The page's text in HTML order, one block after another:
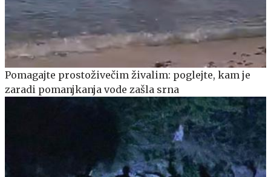
Pomagajte prostoživečim živalim: poglejte, kam je
zaradi pomanjkanja vode zašla srna